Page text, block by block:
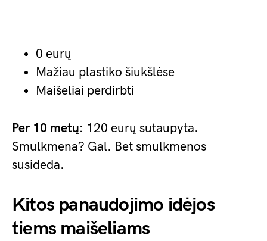
0 eurų
Mažiau plastiko šiukšlėse
Maišeliai perdirbti
Per 10 metų: 120 eurų sutaupyta.
Smulkmena? Gal. Bet smulkmenos
susideda.
Kitos panaudojimo idėjos
tiems maišeliams